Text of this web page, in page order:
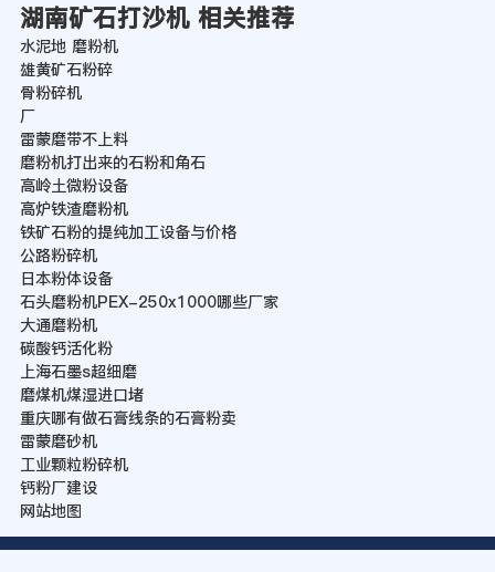
湖南矿石打沙机 相关推荐
水泥地 磨粉机
雄黄矿石粉碎
骨粉碎机
厂
雷蒙磨带不上料
磨粉机打出来的石粉和角石
高岭土微粉设备
高炉铁渣磨粉机
铁矿石粉的提纯加工设备与价格
公路粉碎机
日本粉体设备
石头磨粉机PEX-250x1000哪些厂家
大通磨粉机
碳酸钙活化粉
上海石墨s超细磨
磨煤机煤湿进口堵
重庆哪有做石膏线条的石膏粉卖
雷蒙磨砂机
工业颗粒粉碎机
钙粉厂建设
网站地图